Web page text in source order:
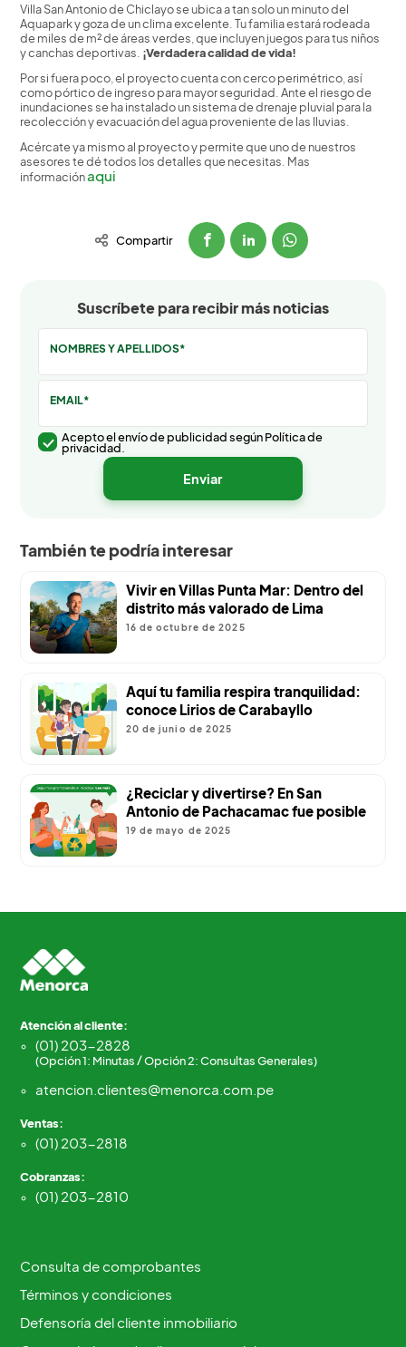
Villa San Antonio de Chiclayo se ubica a tan solo un minuto del
Aquapark y goza de un clima excelente. Tu familia estará rodeada
de miles de m² de áreas verdes, que incluyen juegos para tus niños
y canchas deportivas. ¡Verdadera calidad de vida!
Por si fuera poco, el proyecto cuenta con cerco perimétrico, así
como pórtico de ingreso para mayor seguridad. Ante el riesgo de
inundaciones se ha instalado un sistema de drenaje pluvial para la
recolección y evacuación del agua proveniente de las lluvias.
Acércate ya mismo al proyecto y permite que uno de nuestros
asesores te dé todos los detalles que necesitas. Mas
informaciónaqui
Compartir
Suscríbete para recibir más noticias
NOMBRES Y APELLIDOS*
EMAIL*
Acepto el envío de publicidad según Política de
privacidad.
También te podría interesar
Vivir en Villas Punta Mar: Dentro del
distrito más valorado de Lima
16 de octubre de 2025
Aquí tu familia respira tranquilidad:
conoce Lirios de Carabayllo
20 de junio de 2025
¿Reciclar y divertirse? En San
Antonio de Pachacamac fue posible
19 de mayo de 2025
Atención al cliente:
(01) 203-2828
(Opción 1: Minutas / Opción 2: Consultas Generales)
atencion.clientes@menorca.com.pe
Ventas:
(01) 203-2818
Cobranzas:
(01) 203-2810
Consulta de comprobantes
Términos y condiciones
Defensoría del cliente inmobiliario